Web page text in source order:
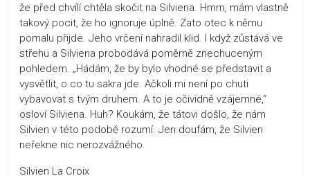
že před chvílí chtěla skočit na Silviena. Hmm, mám vlastně
takový pocit, že ho ignoruje úplně. Zato otec k němu
pomalu přijde. Jeho vrčení nahradil klid. I když zůstává ve
střehu a Silviena probodává poměrně znechuceným
pohledem. „Hádám, že by bylo vhodné se představit a
vysvětlit, o co tu sakra jde. Ačkoli mi není po chuti
vybavovat s tvým druhem. A to je očividně vzájemné,“
osloví Silviena. Huh? Koukám, že tátovi došlo, že nám
Silvien v této podobě rozumí. Jen doufám, že Silvien
neřekne nic nerozvážného.
Silvien La Croix